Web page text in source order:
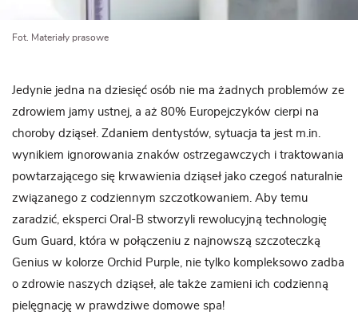
Fot. Materiały prasowe
Jedynie jedna na dziesięć osób nie ma żadnych problemów ze
zdrowiem jamy ustnej, a aż 80% Europejczyków cierpi na
choroby dziąseł. Zdaniem dentystów, sytuacja ta jest m.in.
wynikiem ignorowania znaków ostrzegawczych i traktowania
powtarzającego się krwawienia dziąseł jako czegoś naturalnie
związanego z codziennym szczotkowaniem. Aby temu
zaradzić, eksperci Oral-B stworzyli rewolucyjną technologię
Gum Guard, która w połączeniu z najnowszą szczoteczką
Genius w kolorze Orchid Purple, nie tylko kompleksowo zadba
o zdrowie naszych dziąseł, ale także zamieni ich codzienną
pielęgnację w prawdziwe domowe spa!